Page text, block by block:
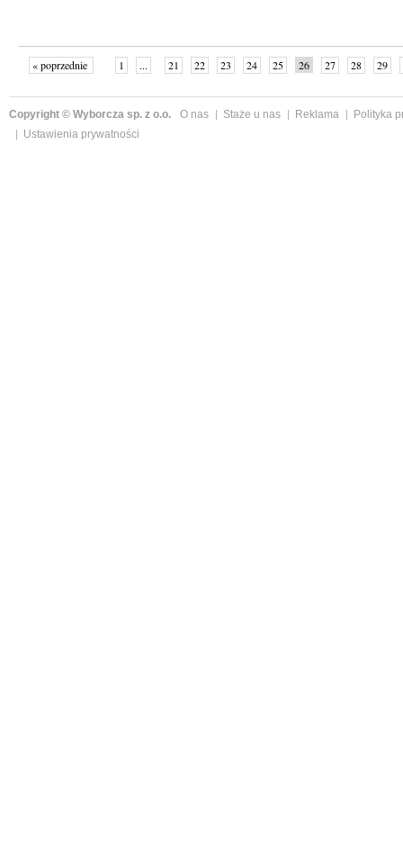
« poprzednie 1 ... 21 22 23 24 25 26 27 28 29
Copyright © Wyborcza sp. z o.o. O nas Staże u nas Reklama
Polityka
Ustawienia prywatności